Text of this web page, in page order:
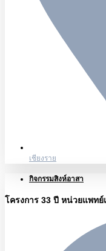
เชียงราย
กิจกรรมสิงห์อาสา
โครงการ 33 ปี หน่วยแพทย์